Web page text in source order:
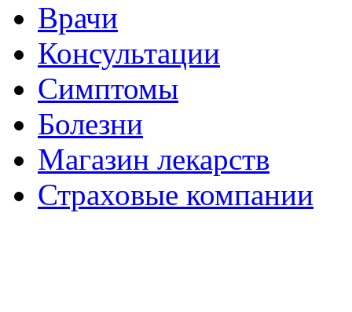
Врачи
Консультации
Симптомы
Болезни
Магазин лекарств
Страховые компании